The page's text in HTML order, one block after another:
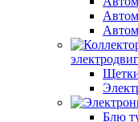
Щетки
Блю